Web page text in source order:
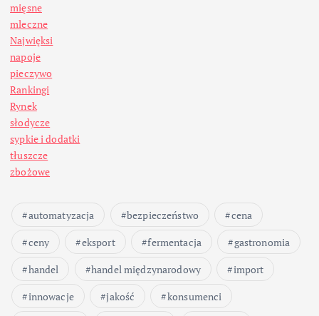
mięsne
mleczne
Najwięksi
napoje
pieczywo
Rankingi
Rynek
słodycze
sypkie i dodatki
tłuszcze
zbożowe
automatyzacja bezpieczeństwo
cena
ceny
eksport fermentacja
gastronomia
handel
handel międzynarodowy
import
innowacje
jakość
konsumenci